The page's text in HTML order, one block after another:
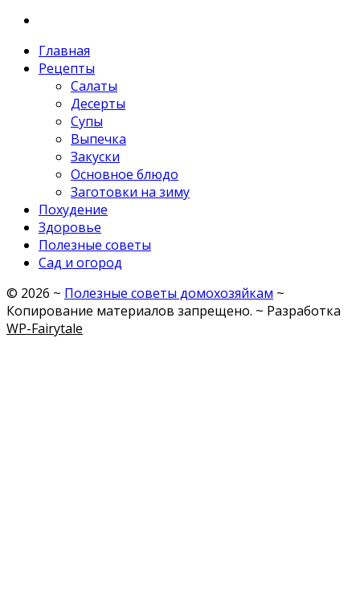
Главная
Рецепты
Салаты
Десерты
Супы
Выпечка
Закуски
Основное блюдо
Заготовки на зиму
Похудение
Здоровье
Полезные советы
Сад и огород
© 2026 ~ Полезные советы домохозяйкам ~
Копирование материалов запрещено. ~ Разработка
WP-Fairytale